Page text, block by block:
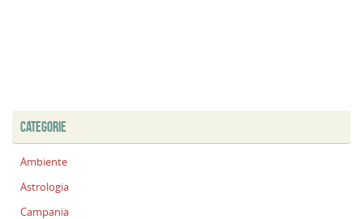
CATEGORIE
Ambiente
Astrologia
Campania